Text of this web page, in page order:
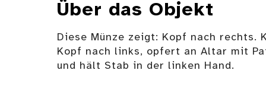
Über das Objekt
Diese Münze zeigt: Kopf nach rechts.
Kopf nach links, opfert an Altar mit
und hält Stab in der linken Hand.